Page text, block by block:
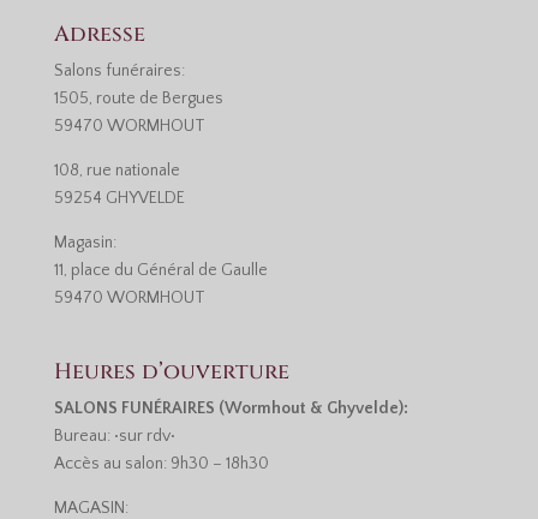
Adresse
Salons funéraires:
1505, route de Bergues
59470 WORMHOUT
108, rue nationale
59254 GHYVELDE
Magasin:
11, place du Général de Gaulle
59470 WORMHOUT
Heures d’ouverture
SALONS FUNÉRAIRES (Wormhout & Ghyvelde):
Bureau: •sur rdv•
Accès au salon: 9h30 – 18h30
MAGASIN: